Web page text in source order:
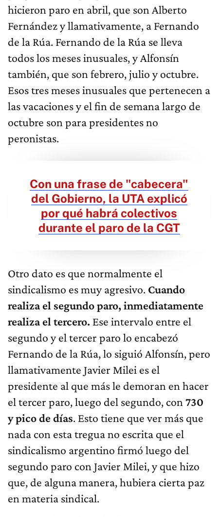
hicieron paro en abril, que son Alberto
Fernández y llamativamente, a Fernando
de la Rúa. Fernando de la Rúa se lleva
todos los meses inusuales, y Alfonsín
también, que son febrero, julio y octubre.
Esos tres meses inusuales que pertenecen a
las vacaciones y el fin de semana largo de
octubre son para presidentes no
peronistas.
Con una frase de "cabecera"
del Gobierno, la UTA explicó
por qué habrá colectivos
durante el paro de la CGT
Otro dato es que normalmente el
sindicalismo es muy agresivo. Cuando
realiza el segundo paro, inmediatamente
realiza el tercero. Ese intervalo entre el
segundo y el tercer paro lo encabezó
Fernando de la Rúa, lo siguió Alfonsín, pero
llamativamente Javier Milei es el
presidente al que más le demoran en hacer
el tercer paro, luego del segundo, con 730
y pico de días. Esto tiene que ver más que
nada con esta tregua no escrita que el
sindicalismo argentino firmó luego del
segundo paro con Javier Milei, y que hizo
que, de alguna manera, hubiera cierta paz
en materia sindical.